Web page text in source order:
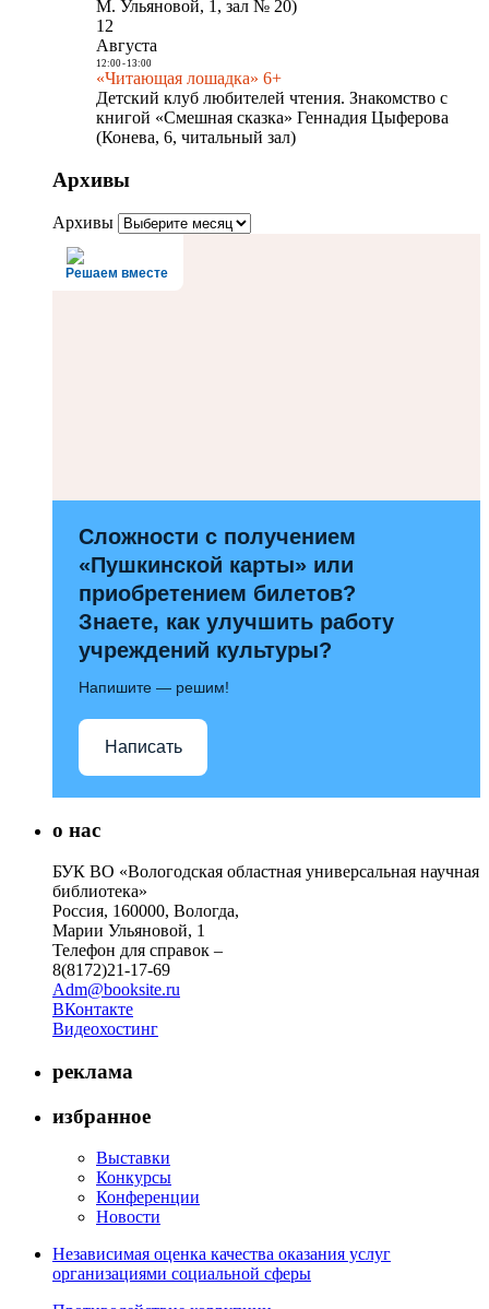
М. Ульяновой, 1, зал № 20)
12
Августа
12:00- 13:00
«Читающая лошадка» 6+
Детский клуб любителей чтения. Знакомство с
книгой «Смешная сказка» Геннадия Цыферова
(Конева, 6, читальный зал)
Архивы
Архивы
Решаем вместе
Сложности с получением
«Пушкинской карты» или
приобретением билетов?
Знаете, как улучшить работу
учреждений культуры?
Напишите — решим!
Написать
о нас
БУК ВО «Вологодская областная универсальная научная
библиотека»
Россия, 160000, Вологда,
Марии Ульяновой, 1
Телефон для справок –
8(8172)21-17-69
Adm@booksite.ru
ВКонтакте
Видеохостинг
реклама
избранное
Выставки
Конкурсы
Конференции
Новости
Независимая оценка качества оказания услуг
организациями социальной сферы